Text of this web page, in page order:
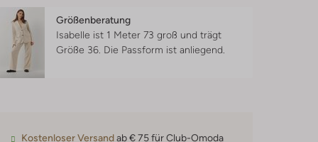
Größenberatung
Isabelle ist 1 Meter 73 groß und trägt
Größe 36. Die Passform istanliegend
Kostenloser Versandab € 75 für Club-Omoda